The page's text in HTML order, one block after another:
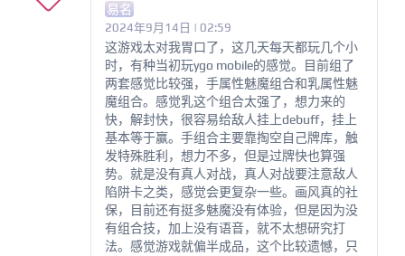
易名
2024年9月14日 | 02:59
这游戏太对我胃口了，这几天每天都玩几个小
时，有种当初玩ygo mobile的感觉。目前组了
两套感觉比较强，手属性魅魔组合和乳属性魅
魔组合。感觉乳这个组合太强了，想力来的
快，解封快，很容易给敌人挂上debuff，挂上
基本等于赢。手组合主要靠掏空自己牌库，触
发特殊胜利，想力不多，但是过牌快也算强
势。就是没有真人对战，真人对战要注意敌人
陷阱卡之类，感觉会更复杂一些。画风真的社
保，目前还有挺多魅魔没有体验，但是因为没
有组合技，加上没有语音，就不太想研究打
法。感觉游戏就偏半成品，这个比较遗憾，只